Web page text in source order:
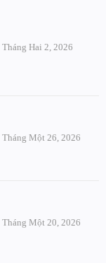
Tháng Hai 2, 2026
Tháng Một 26, 2026
Tháng Một 20, 2026